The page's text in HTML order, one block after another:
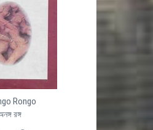
Rongo
রঙ্গ